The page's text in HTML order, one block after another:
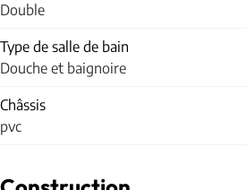
Double
Type de salle de bain
Douche et baignoire
Châssis
pvc